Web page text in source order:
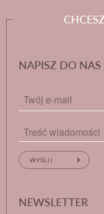
NAPISZ DO NAS
NEWSLETTER